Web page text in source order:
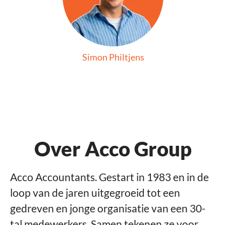
Simon Philtjens
Over Acco Group
Acco Accountants. Gestart in 1983 en in de
loop van de jaren uitgegroeid tot een
gedreven en jonge organisatie van een 30-